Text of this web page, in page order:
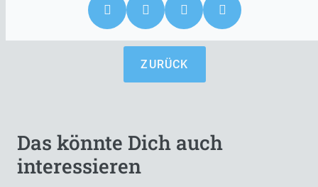
ZURÜCK
Das könnte Dich auch
interessieren